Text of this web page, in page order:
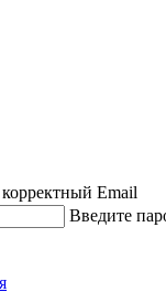
Email
Введите